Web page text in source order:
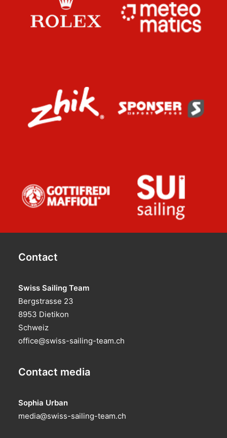
Contact
Swiss Sailing Team
Bergstrasse 23
8953 Dietikon
Schweiz
office@swiss-sailing-team.ch
Contact media
Sophia Urban
media@swiss-sailing-team.ch